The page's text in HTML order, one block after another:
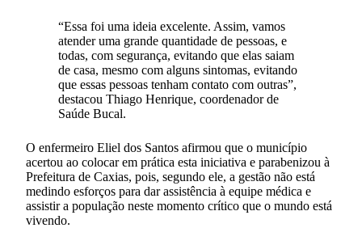
“Essa foi uma ideia excelente. Assim, vamos
atender uma grande quantidade de pessoas, e
todas, com segurança, evitando que elas saiam
de casa, mesmo com alguns sintomas, evitando
que essas pessoas tenham contato com outras”,
destacou Thiago Henrique, coordenador de
Saúde Bucal.
O enfermeiro Eliel dos Santos afirmou que o município
acertou ao colocar em prática esta iniciativa e parabenizou à
Prefeitura de Caxias, pois, segundo ele, a gestão não está
medindo esforços para dar assistência à equipe médica e
assistir a população neste momento crítico que o mundo está
vivendo.